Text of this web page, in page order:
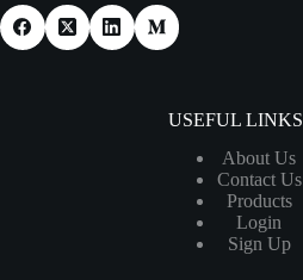
USEFUL LINKS
About Us
Contact Us
Products
Login
Sign Up